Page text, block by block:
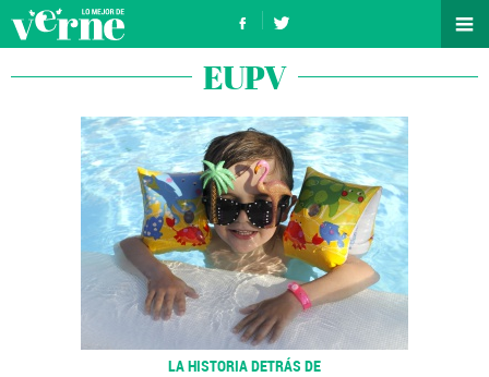
EUPV
LA HISTORIA DETRÁS DE